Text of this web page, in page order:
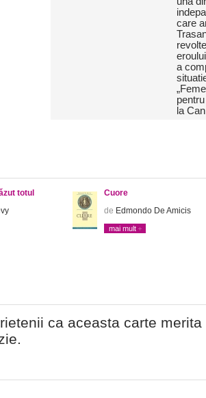
care
a
la
totul
Cuore
de Edmondo De Amicis
mai mult
ca aceasta carte